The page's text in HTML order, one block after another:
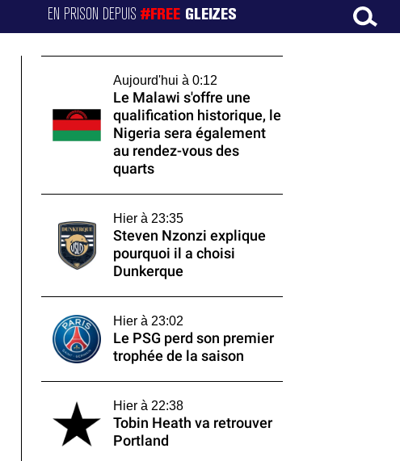
EN PRISON DEPUIS#FREE GLEIZES
Aujourd'hui à 0:12
Le Malawi s'offre une
qualification historique, le
Nigeria sera également
au rendez-vous des
quarts
Hier à 23:35
Steven Nzonzi explique
pourquoi il a choisi
Dunkerque
Hier à 23:02
Le PSG perd son premier
trophée de la saison
Hier à 22:38
Tobin Heath va retrouver
Portland